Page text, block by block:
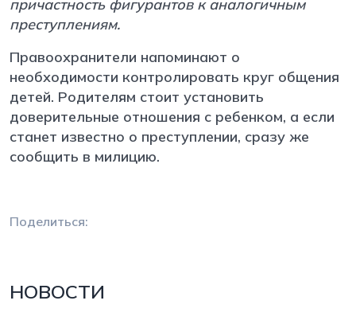
причастность фигурантов к аналогичным
преступлениям.
Правоохранители напоминают о
необходимости контролировать круг общения
детей. Родителям стоит установить
доверительные отношения с ребенком, а если
станет известно о преступлении, сразу же
сообщить в милицию.
Поделиться:
НОВОСТИ